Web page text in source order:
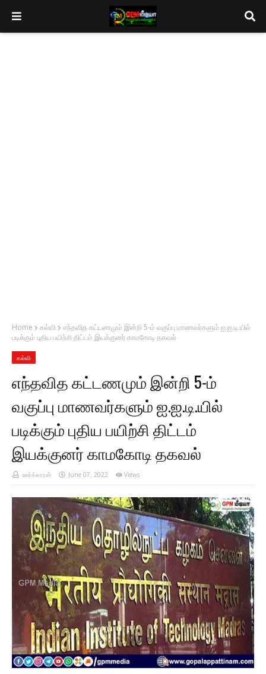
Home கல்வி
எந்தவித கட்டணமும் இன்றி 5-ம் வகுப்பு மாணவர்களும் ஐ.ஐ.டி.யில்
படிக்கும் புதிய பயிற்சி திட்டம் இயக்குனர் காமகோடி தகவல்
கல்வி
எந்தவித கட்டணமும் இன்றி 5-ம்
வகுப்பு மாணவர்களும் ஐ.ஐ.டி.யில்
படிக்கும் புதிய பயிற்சி திட்டம்
இயக்குனர் காமகோடி தகவல்
ஊர்க்காரன் June 07, 2022 Views